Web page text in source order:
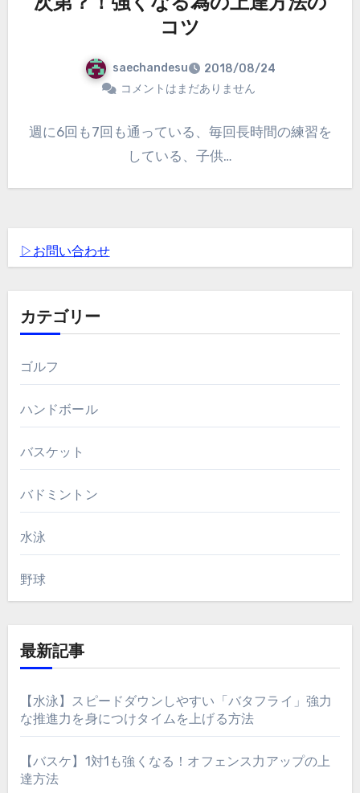
次第？！強くなる為の上達方法の
コツ
saechandesu
2018/08/24
コメントはまだありません
週に6回も7回も通っている、毎回長時間の練習を
している、子供…
▷お問い合わせ
カテゴリー
ゴルフ
ハンドボール
バスケット
バドミントン
水泳
野球
最新記事
【水泳】スピードダウンしやすい「バタフライ」強力
な推進力を身につけタイムを上げる方法
【バスケ】1対1も強くなる！オフェンス力アップの上
達方法